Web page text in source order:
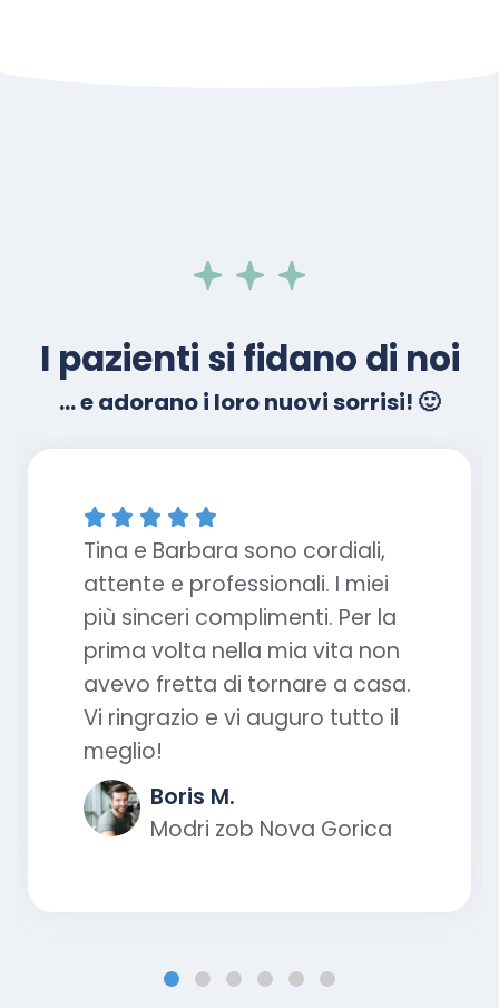
I pazienti si fidano di noi
... e adorano i loro nuovi sorrisi! 🙂
    
Tina e Barbara sono cordiali,
attente e professionali. I miei
più sinceri complimenti. Per la
prima volta nella mia vita non
avevo fretta di tornare a casa.
Vi ringrazio e vi auguro tutto il
meglio!
Boris M.
Modri zob Nova Gorica